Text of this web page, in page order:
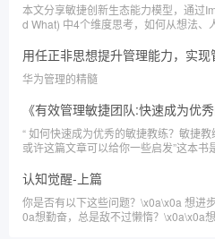
本文分享敏捷创新生态能力模型，通过
d What) 中4个维度思考，如何从想法、
用任正非思想提升管理能力，实现
华为管理的精髓
《有效管理敏捷团队:快速成为优
“ 如何快速成为优秀的敏捷教练？敏捷
或许这篇文章可以给你一些启发”这本书
认知觉醒-上篇
你是否有以下这些问题？\x0a\x0a 想进
0a想勤奋，总是敌不过懒惰？\x0a\x0a